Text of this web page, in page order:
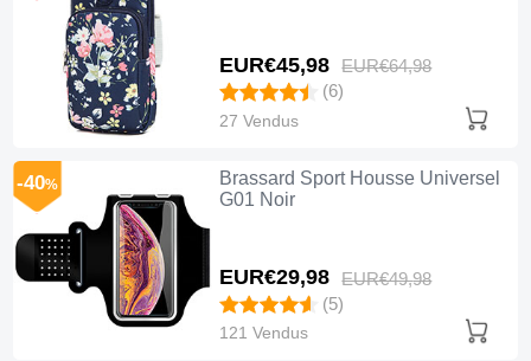
EUR€45,98 EUR€64,98
(6)
27 Vendus
Brassard Sport Housse Universel
G01 Noir
EUR€29,98 EUR€49,98
-40%
(5)
121 Vendus